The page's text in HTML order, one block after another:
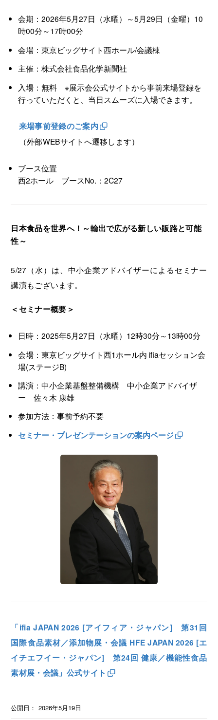
会期：2026年5月27日（水曜）～5月29日（金曜）10
時00分～17時00分
会場：東京ビッグサイト西ホール/会議棟
主催：株式会社食品化学新聞社
入場：無料 ※展示会公式サイトから事前来場登録を
行っていただくと、当日スムーズに入場できます。
来場事前登録のご案内
（外部WEBサイトへ遷移します）
ブース位置
西2ホール ブースNo.：2C27
日本食品を世界へ！～輸出で広がる新しい販路と可能
性～
5/27（水）は、中小企業アドバイザーによるセミナー
講演もございます。
＜セミナー概要＞
日時：2025年5月27日（水曜）12時30分～13時00分
会場：東京ビッグサイト西1ホール内 ifiaセッション会
場(ステージB)
講演：中小企業基盤整備機構 中小企業アドバイザ
ー 佐々木 康雄
参加方法：事前予約不要
セミナー・プレゼンテーションの案内ページ
「ifia JAPAN 2026 [アイフィア・ジャパン] 第31回
国際食品素材／添加物展・会議 HFE JAPAN 2026 [エ
イチエフイー・ジャパン] 第24回 健康／機能性食品
素材展・会議」公式サイト
公開日： 2026年5月19日